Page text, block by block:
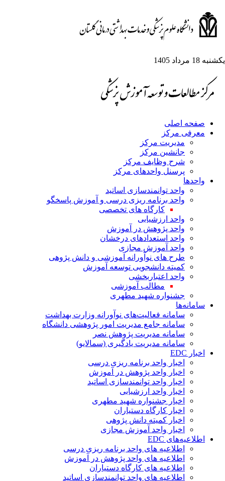
18 مرداد 1405
صفحه اصلی
معرفی مرکز
مدیریت مرکز
جانشین مرکز
شرح وظایف مرکز
پرسنل واحدهای مرکز
واحدها
واحد توانمندسازی اساتید
واحد برنامه ریزی درسی و آموزش پاسخگو
کارگاه های تخصصی
واحد ارزشیابی
واحد پژوهش در آموزش
واحد استعدادهای درخشان
واحد آموزش مجازی
طرح های نوآورانه آموزشی و دانش پژوهی
کمیته دانشجویی توسعه آموزش
واحد اعتباربخشی
مطالب آموزشی
جشنواره شهید مطهری
سامانه‌ها
سامانه فعالیت‌های نوآورانه وزارت بهداشت
سامانه جامع مدیریت امور پژوهشی دانشگاه
سامانه مدیریت پژوهش نصر
سامانه مدیریت یادگیری (سمالایو)
اخبار EDC
اخبار واحد برنامه ریزی درسی
اخبار واحد پژوهش در آموزش
اخبار واحد توانمندسازی اساتید
اخبار واحد ارزشیابی
اخبار جشنواره شهید مطهری
اخبار کارگاه دستیاران
اخبار کمیته دانش پژوهی
اخبار واحد آموزش مجازی
اطلاعیه‌های EDC
اطلاعیه های واحد برنامه ریزی درسی
اطلاعیه های واحد پژوهش در آموزش
اطلاعیه های کارگاه دستیاران
اطلاعیه های واحد توانمندسازی اساتید